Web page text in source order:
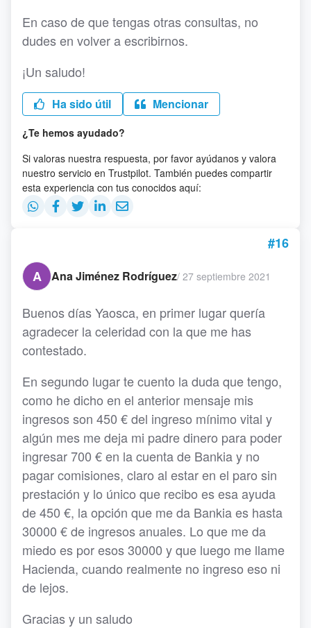
En caso de que tengas otras consultas, no
dudes en volver a escribirnos.
¡Un saludo!
Ha sido útil Mencionar
¿Te hemos ayudado?
Si valoras nuestra respuesta, por favor ayúdanos y valora
nuestro servicio en Trustpilot. También puedes compartir
esta experiencia con tus conocidos aquí:
#16
A
Ana Jiménez Rodríguez/ 27 septiembre 2021
Buenos días Yaosca, en primer lugar quería
agradecer la celeridad con la que me has
contestado.
En segundo lugar te cuento la duda que tengo,
como he dicho en el anterior mensaje mis
ingresos son 450 € del ingreso mínimo vital y
algún mes me deja mi padre dinero para poder
ingresar 700 € en la cuenta de Bankia y no
pagar comisiones, claro al estar en el paro sin
prestación y lo único que recibo es esa ayuda
de 450 €, la opción que me da Bankia es hasta
30000 € de ingresos anuales. Lo que me da
miedo es por esos 30000 y que luego me llame
Hacienda, cuando realmente no ingreso eso ni
de lejos.
Gracias y un saludo